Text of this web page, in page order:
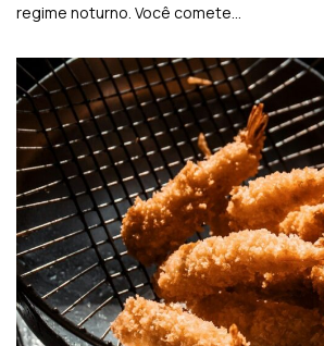
regime noturno. Você comete…